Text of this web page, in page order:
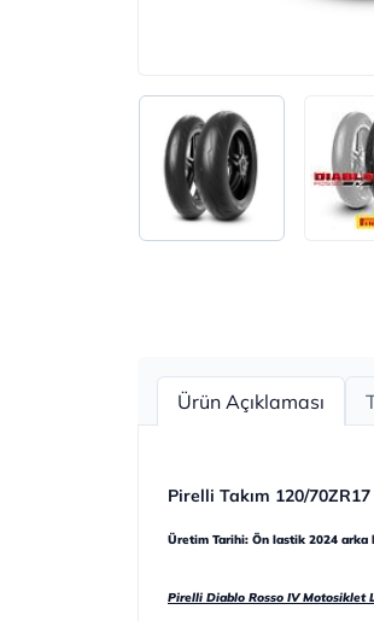
Ürün Açıklaması
Pirelli Takım 120/
Üretim Tarihi: Ön lastik 2024
Pirelli Diablo Rosso IV Motosiklet